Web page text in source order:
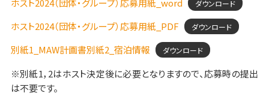
ホスト2024（団体・グループ）応募用紙_word ダウンロード
ホスト2024（団体・グループ）応募用紙_PDF ダウンロード
別紙1_MAW計画書別紙2_宿泊情報 ダウンロード
※別紙1，2はホスト決定後に必要となりますので、応募時の提出
は不要です。